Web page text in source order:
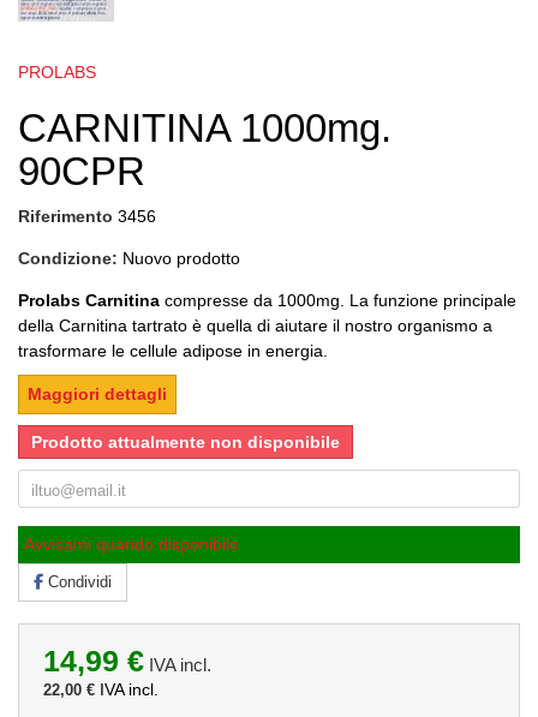
PROLABS
CARNITINA 1000mg.
90CPR
Riferimento 3456
Condizione: Nuovo prodotto
Prolabs Carnitina compresse da 1000mg. La funzione principale
della Carnitina tartrato è quella di aiutare il nostro organismo a
trasformare le cellule adipose in energia.
Maggiori dettagli
Prodotto attualmente non disponibile
Avvisami quando disponibile
Condividi
14,99 € IVA incl.
22,00 € IVA incl.